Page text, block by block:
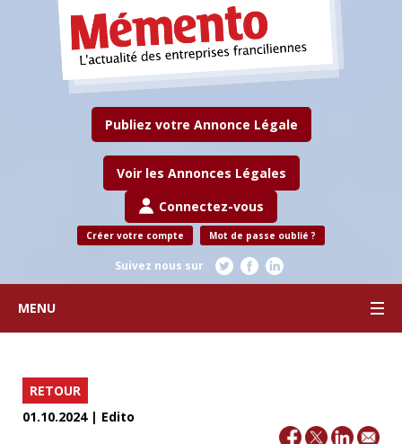
Publiez votre Annonce Légale
Voir les Annonces Légales
Connectez-vous
Créer votre compte Mot de passe oublié ?
Suivez nous sur
MENU
RETOUR
01.10.2024 | Edito